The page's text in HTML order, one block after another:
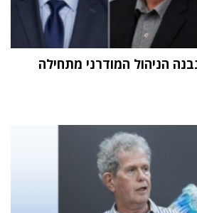
הניהול המודרני מתחילה